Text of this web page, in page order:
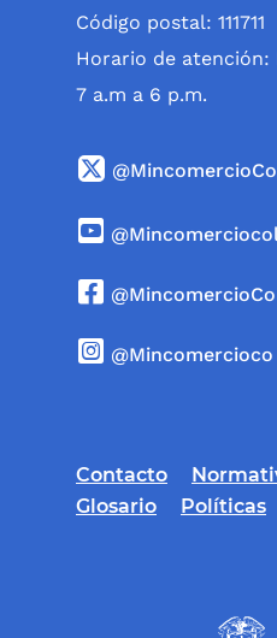
Código postal: 111711
Horario de atención:
7 a.m a 6 p.m.
@MincomercioCo
@MincomercioCo
@Mincomercioco
Contacto
Glosario
Políticas